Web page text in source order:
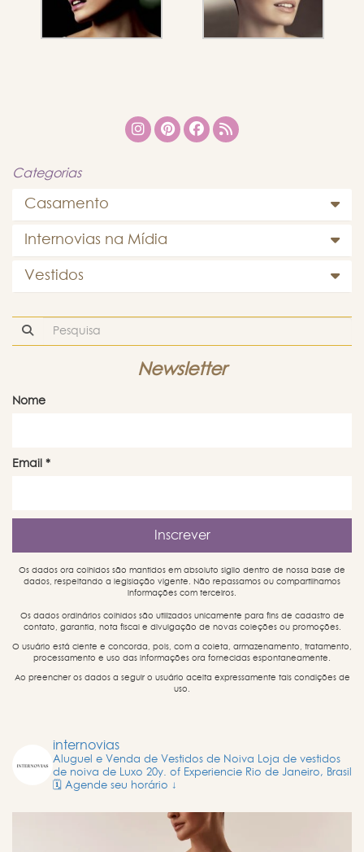
Categorias
Casamento
Internovias na Mídia
Vestidos
Newsletter
Nome
Email *
Os dados ora colhidos são mantidos em absoluto sigilo dentro de nossa base de
dados, respeitando a legislação vigente. Não repassamos ou compartilhamos
informações com terceiros.
Os dados ordinários colhidos são utilizados unicamente para fins de cadastro de
contato, garantia, nota fiscal e divulgação de novas coleções ou promoções.
O usuário está ciente e concorda, pois, com a coleta, armazenamento, tratamento,
processamento e uso das informações ora fornecidas espontaneamente.
Ao preencher os dados a seguir o usuário aceita expressamente tais condições de
uso.
internovias
Aluguel e Venda de Vestidos de Noiva Loja de vestidos
de noiva de Luxo 20y. of Experiencie Rio de Janeiro, Brasil
🗓️ Agende seu horário ↓